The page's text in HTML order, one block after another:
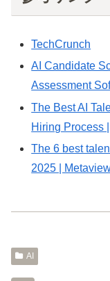
TechCrunch
AI Candidate
Assessment
The Best AI
Hiring Process
The 6 best
2025 |
AI